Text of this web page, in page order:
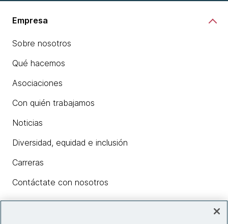
Empresa
Sobre nosotros
Qué hacemos
Asociaciones
Con quién trabajamos
Noticias
Diversidad, equidad e inclusión
Carreras
Contáctate con nosotros